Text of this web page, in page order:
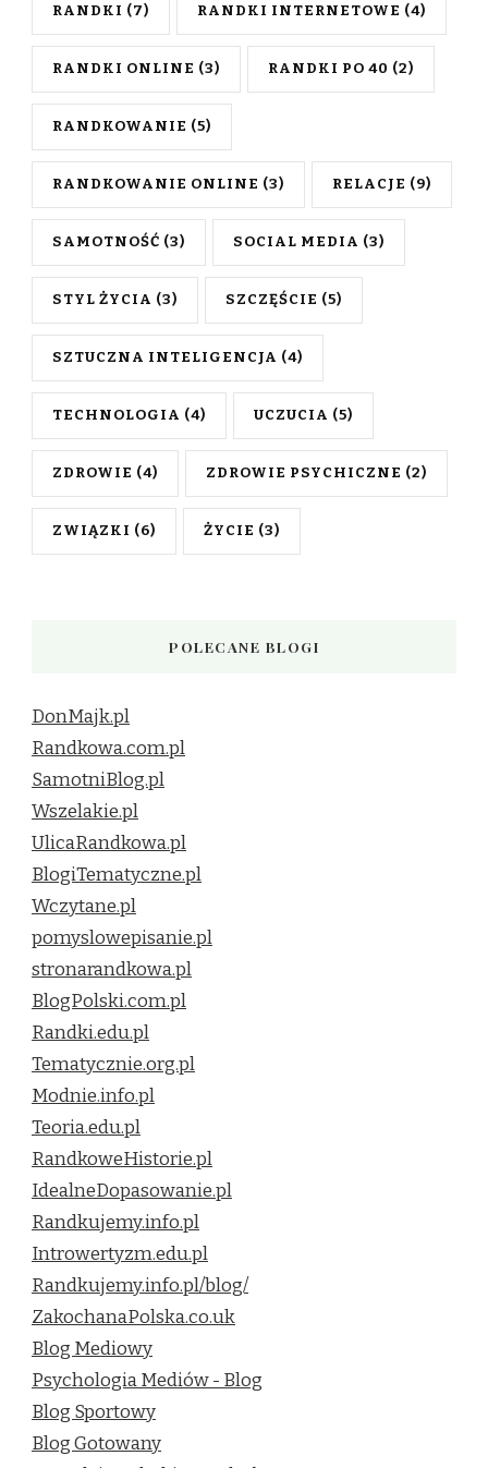
RANDKI (7) RANDKI INTERNETOWE (4)
RANDKI ONLINE (3) RANDKI PO 40 (2)
RANDKOWANIE (5)
RANDKOWANIE ONLINE (3) RELACJE (9)
SAMOTNOŚĆ (3) SOCIAL MEDIA (3)
STYL ŻYCIA (3) SZCZĘŚCIE (5)
SZTUCZNA INTELIGENCJA (4)
TECHNOLOGIA (4) UCZUCIA (5)
ZDROWIE (4) ZDROWIE PSYCHICZNE (2)
ZWIĄZKI (6) ŻYCIE (3)
POLECANE BLOGI
DonMajk.pl
Randkowa.com.pl
SamotniBlog.pl
Wszelakie.pl
UlicaRandkowa.pl
BlogiTematyczne.pl
Wczytane.pl
pomyslowepisanie.pl
stronarandkowa.pl
BlogPolski.com.pl
Randki.edu.pl
Tematycznie.org.pl
Modnie.info.pl
Teoria.edu.pl
RandkoweHistorie.pl
IdealneDopasowanie.pl
Randkujemy.info.pl
Introwertyzm.edu.pl
Randkujemy.info.pl/blog/
ZakochanaPolska.co.uk
Blog Mediowy
Psychologia Mediów - Blog
Blog Sportowy
Blog Gotowany